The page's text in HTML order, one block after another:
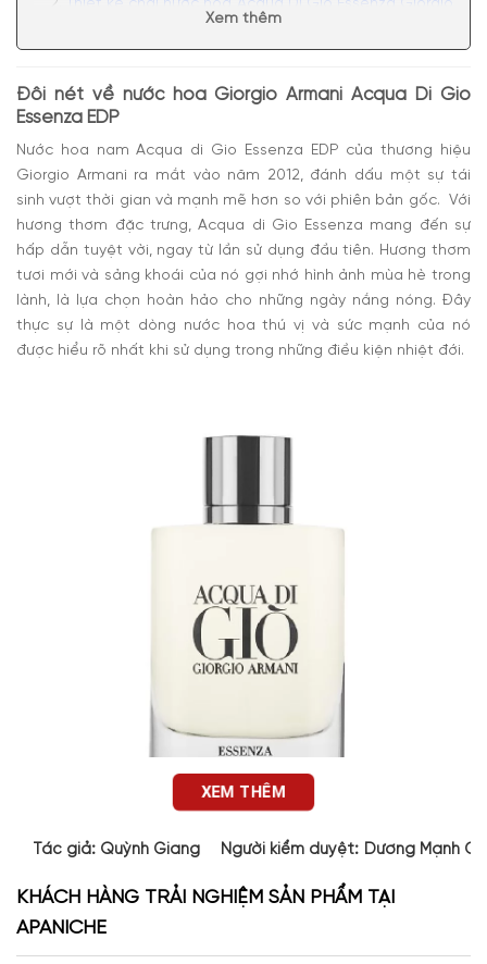
Thiết kế chai nước hoa Acqua Di Gio Essenza Giorgio
Mùi hương của Giorgio Armani Acqua Di Gio Essenza
Essenza EDP
Xem thêm
Đôi nét về nước hoa Giorgio Armani Acqua Di Gio
Essenza EDP
Nước hoa namAcqua di Gio Essenza EDP của thương hiệu
Giorgio Armani ra mắt vào năm 2012, đánh dấu một sự tái
sinh vượt thời gian và mạnh mẽ hơn so với phiên bản gốc. Với
hương thơm đặc trưng,Acqua di Gio Essenza mang đến sự
hấp dẫn tuyệt vời, ngay từ lần sử dụng đầu tiên. Hương thơm
tươi mới và sảng khoái của nó gợi nhớ hình ảnh mùa hè trong
lành, là lựa chọn hoàn hảo cho những ngày nắng nóng. Đây
thực sự là một dòng nước hoa thú vị và sức mạnh của nó
được hiểu rõ nhất khi sử dụng trong những điều kiện nhiệt đới.
Thiết kế chai nước hoa Acqua Di Gio Essenza Giorgio
Armani
XEM THÊM
Tác giả: Quỳnh Giang Người kiểm duyệt: Dương Mạnh
KHÁCH HÀNG TRẢI NGHIỆM SẢN PHẨM TẠI
APANICHE